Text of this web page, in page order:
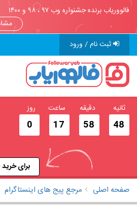
فالووریاب برنده جشنواره وب ۹۷ ، ۹۸ و ۱۴۰۰
ثبت نام / ورود
47
ثانیه
58
دقیقه
17
ساعت
0
روز
برای
صفحه اصلی مرجع پیج های اینستاگرام